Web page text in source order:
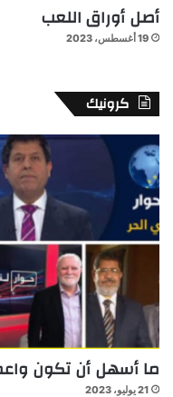
أصل أوراق اللعب
19 أغسطس، 2023
كرونيك
ما أسهل أن تكون
21 يوليو، 2023